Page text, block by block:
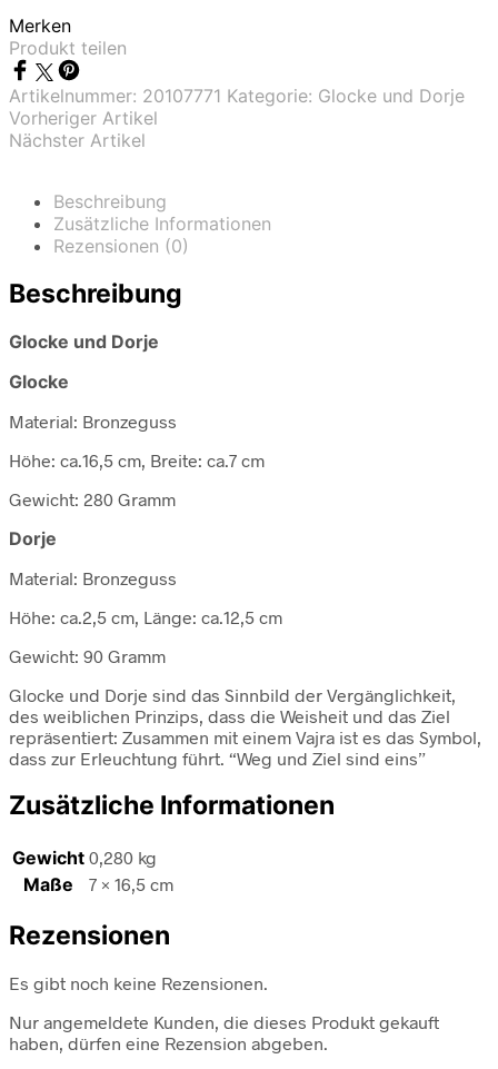
Merken
Produkt teilen
Artikelnummer: 20107771 Kategorie: Glocke und Dorje
Vorheriger Artikel
Nächster Artikel
Beschreibung
Zusätzliche Informationen
Rezensionen (0)
Beschreibung
Glocke und Dorje
Glocke
Material: Bronzeguss
Höhe: ca.16,5 cm, Breite: ca.7 cm
Gewicht: 280 Gramm
Dorje
Material: Bronzeguss
Höhe: ca.2,5 cm, Länge: ca.12,5 cm
Gewicht: 90 Gramm
Glocke und Dorje sind das Sinnbild der Vergänglichkeit,
des weiblichen Prinzips, dass die Weisheit und das Ziel
repräsentiert: Zusammen mit einem Vajra ist es das Symbol,
dass zur Erleuchtung führt. “Weg und Ziel sind eins”
Zusätzliche Informationen
Gewicht 0,280 kg
Maße 7 × 16,5 cm
Rezensionen
Es gibt noch keine Rezensionen.
Nur angemeldete Kunden, die dieses Produkt gekauft
haben, dürfen eine Rezension abgeben.